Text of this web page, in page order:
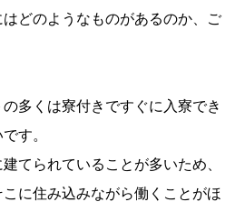
どのようなものがあるのか、ご
多くは寮付きですぐに入寮でき
す。
てられていることが多いため、
に住み込みながら働くことがほ